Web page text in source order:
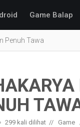
Game Balap
Penuh Tawa
299 kali dilihat Game